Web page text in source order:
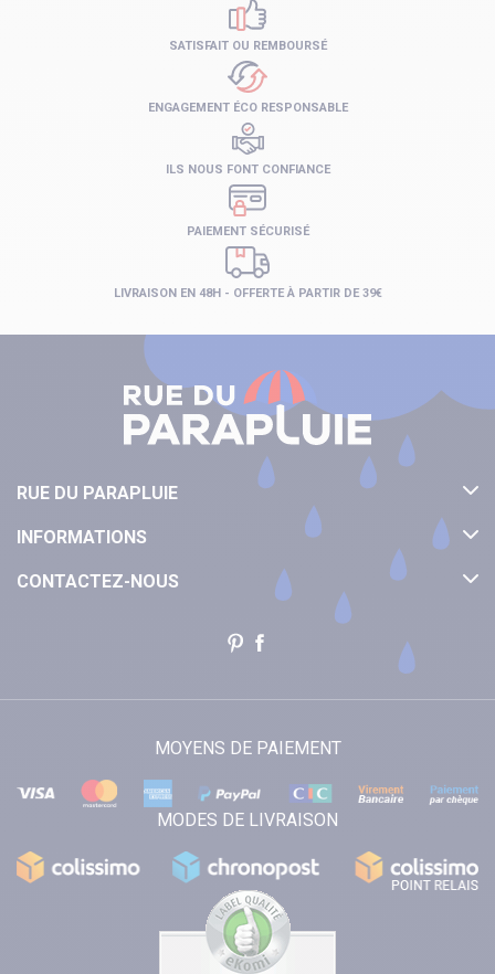
LIVRAISON EN 48H - OFFERTE À PARTIR DE 39€
PAIEMENT SÉCURISÉ
SATISFAIT OU REMBOURSÉ
ENGAGEMENT ÉCO RESPONSABLE
ILS NOUS FONT CONFIANCE
RUE DU PARAPLUIE
INFORMATIONS
CONTACTEZ-NOUS
MOYENS DE PAIEMENT
MODES DE LIVRAISON